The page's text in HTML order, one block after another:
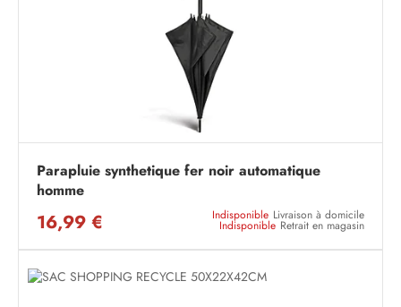
Parapluie synthetique fer noir automatique
homme
16,99 € Indisponible Livraison à domicile
Indisponible Retrait en magasin